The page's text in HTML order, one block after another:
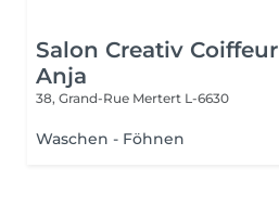
Salon Creativ Coiffeur
Anja
38, Grand-Rue Mertert L-6630
Waschen - Föhnen